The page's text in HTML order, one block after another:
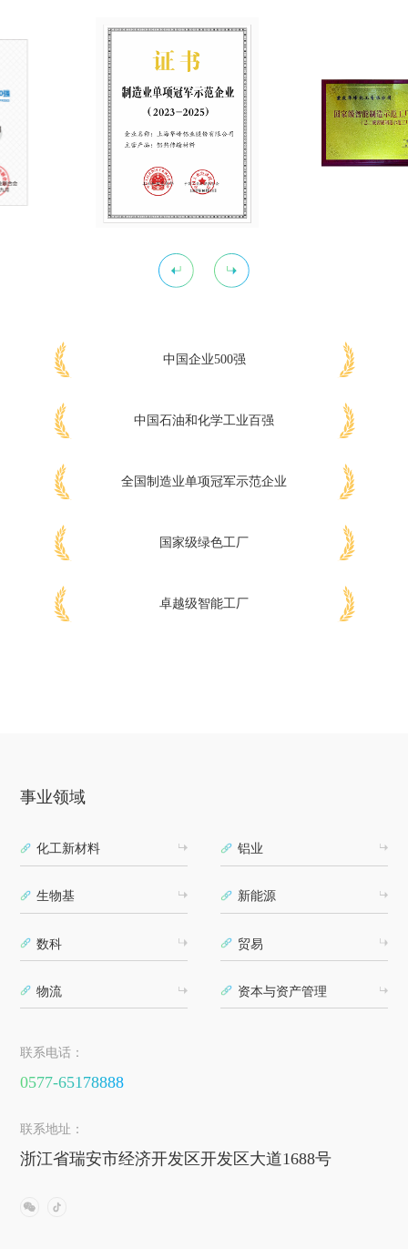
中国企业500强
中国石油和化学工业百强
全国制造业单项冠军示范企业
国家级绿色工厂
卓越级智能工厂
事业领域
化工新材料 铝业
生物基 新能源
数科 贸易
物流 资本与资产管理
联系电话：
0577-65178888
联系地址：
浙江省瑞安市经济开发区开发区大道1688号